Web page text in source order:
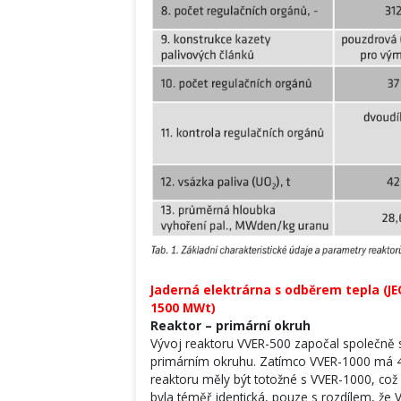
Jaderná elektrárna s odběrem tepla
1500 MWt)
Reaktor – primární okruh
Vývoj reaktoru VVER-500 započal
primárním okruhu. Zatímco VVER-1000
reaktoru měly být totožné s VVER-1000,
byla téměř identická, pouze s rozdílem, že